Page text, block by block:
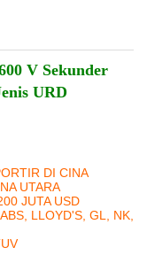
V Sekunder
URD
DI CINA
UTARA
JUTA USD
LLOYD'S, GL, NK,